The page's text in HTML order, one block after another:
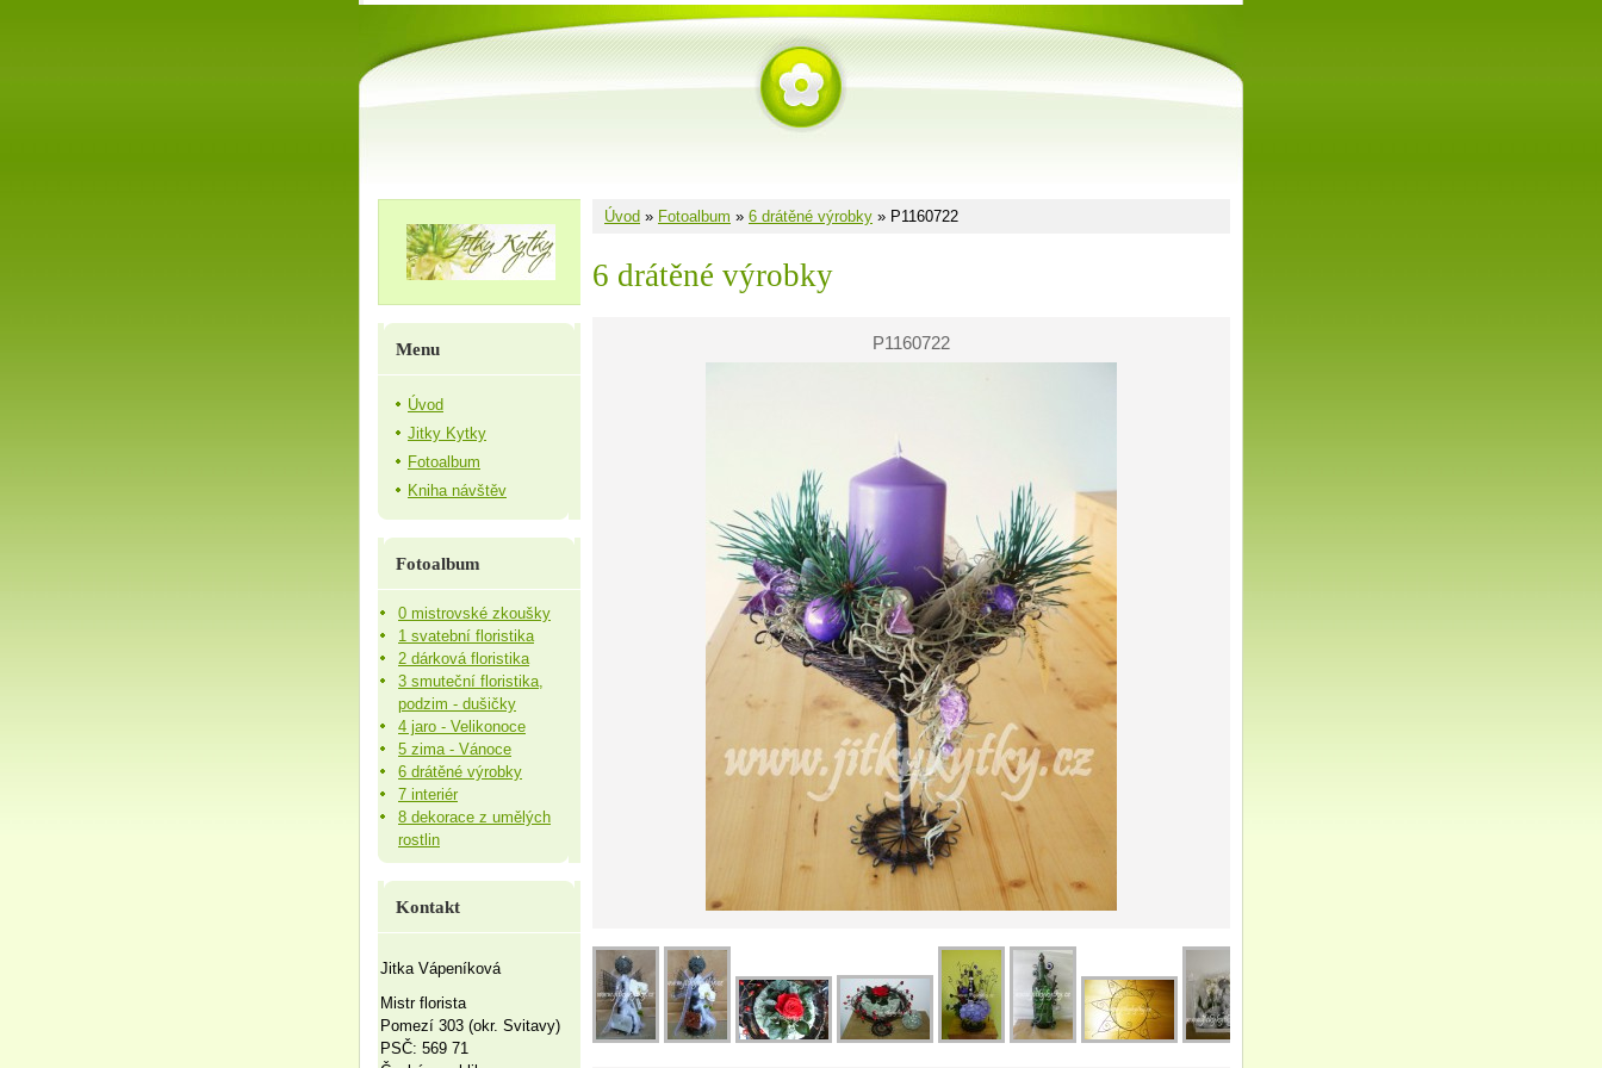
Úvod » Fotoalbum » 6 drátěné výrobky » P1160722
6 drátěné výrobky
P1160722
Menu
Úvod
Jitky Kytky
Fotoalbum
Kniha návštěv
Fotoalbum
0 mistrovské zkoušky
1 svatební floristika
2 dárková floristika
3 smuteční floristika,
podzim - dušičky
4 jaro - Velikonoce
5 zima - Vánoce
6 drátěné výrobky
7 interiér
8 dekorace z umělých
rostlin
Kontakt
Jitka Vápeníková
Mistr florista
Pomezí 303 (okr. Svitavy)
PSČ: 569 71